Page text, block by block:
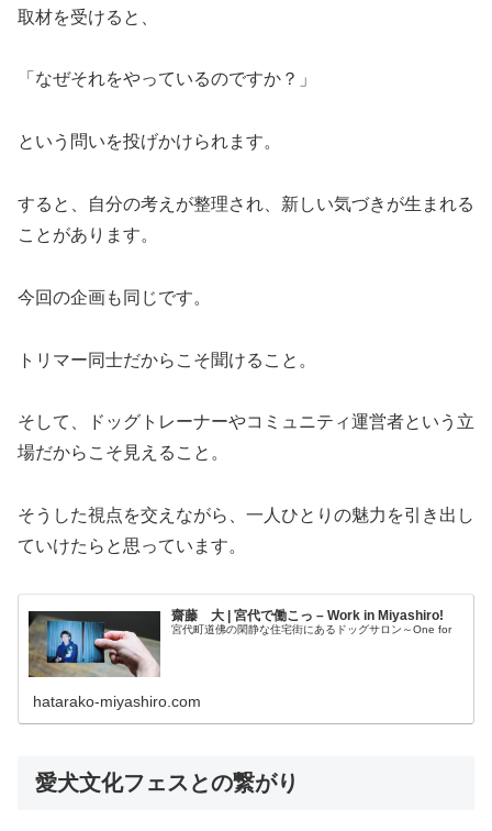
取材を受けると、
「なぜそれをやっているのですか？」
という問いを投げかけられます。
すると、自分の考えが整理され、新しい気づきが生まれる
ことがあります。
今回の企画も同じです。
トリマー同士だからこそ聞けること。
そして、ドッグトレーナーやコミュニティ運営者という立
場だからこそ見えること。
そうした視点を交えながら、一人ひとりの魅力を引き出し
ていけたらと思っています。
齋藤 大 | 宮代で働こっ – Work in Miyashiro!
宮代町道佛の閑静な住宅街にあるドッグサロン～One for
hatarako-miyashiro.com
愛犬文化フェスとの繋がり